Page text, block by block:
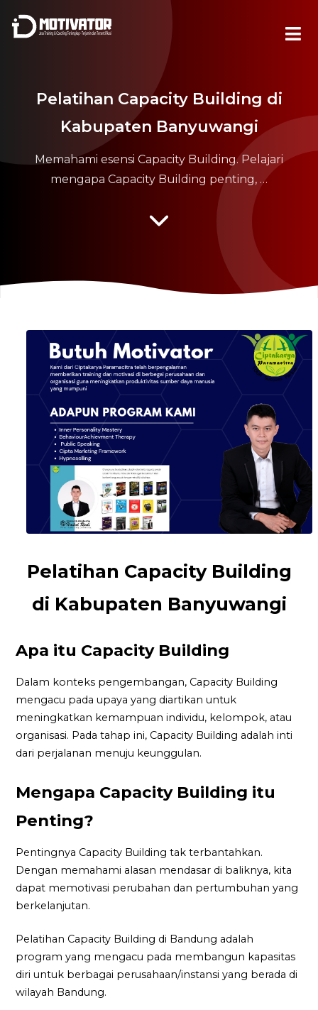
Pelatihan Capacity Building di
Kabupaten Banyuwangi
Memahami esensi Capacity Building. Pelajari
mengapa Capacity Building penting, …
Pelatihan Capacity Building
di Kabupaten Banyuwangi
Apa itu Capacity Building
Dalam konteks pengembangan, Capacity Building
mengacu pada upaya yang diartikan untuk
meningkatkan kemampuan individu, kelompok, atau
organisasi. Pada tahap ini, Capacity Building adalah inti
dari perjalanan menuju keunggulan.
Mengapa Capacity Building itu
Penting?
Pentingnya Capacity Building tak terbantahkan.
Dengan memahami alasan mendasar di baliknya, kita
dapat memotivasi perubahan dan pertumbuhan yang
berkelanjutan.
Pelatihan Capacity Building di Bandung adalah
program yang mengacu pada membangun kapasitas
diri untuk berbagai perusahaan/instansi yang berada di
wilayah Bandung.